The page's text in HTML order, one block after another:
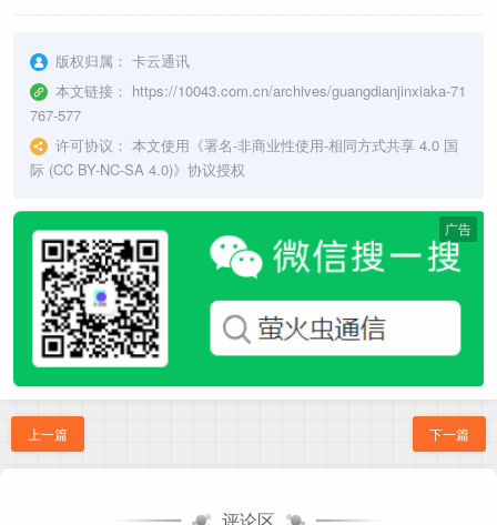
版权归属： 卡云通讯
本文链接： https://10043.com.cn/archives/guangdianjinxiaka-71
767-577
许可协议： 本文使用《署名-非商业性使用-相同方式共享 4.0 国
际 (CC BY-NC-SA 4.0)》协议授权
广告
上一篇 下一篇
评论区